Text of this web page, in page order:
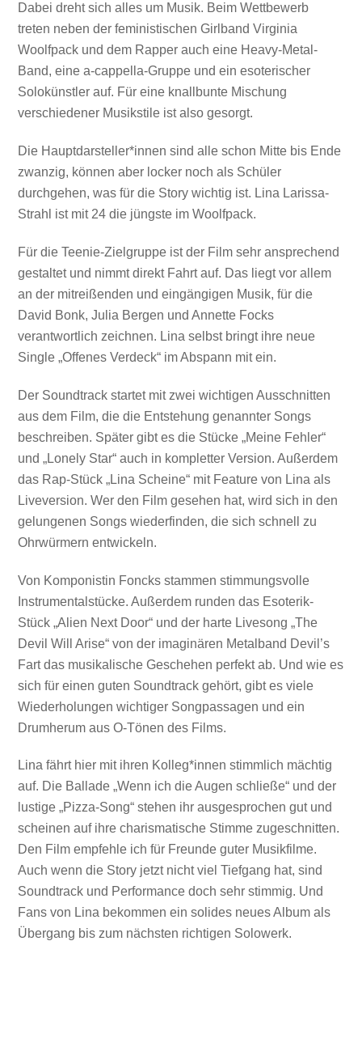
Dabei dreht sich alles um Musik. Beim Wettbewerb
treten neben der feministischen Girlband Virginia
Woolfpack und dem Rapper auch eine Heavy-Metal-
Band, eine a-cappella-Gruppe und ein esoterischer
Solokünstler auf. Für eine knallbunte Mischung
verschiedener Musikstile ist also gesorgt.
Die Hauptdarsteller*innen sind alle schon Mitte bis Ende
zwanzig, können aber locker noch als Schüler
durchgehen, was für die Story wichtig ist. Lina Larissa-
Strahl ist mit 24 die jüngste im Woolfpack.
Für die Teenie-Zielgruppe ist der Film sehr ansprechend
gestaltet und nimmt direkt Fahrt auf. Das liegt vor allem
an der mitreißenden und eingängigen Musik, für die
David Bonk, Julia Bergen und Annette Focks
verantwortlich zeichnen. Lina selbst bringt ihre neue
Single „Offenes Verdeck“ im Abspann mit ein.
Der Soundtrack startet mit zwei wichtigen Ausschnitten
aus dem Film, die die Entstehung genannter Songs
beschreiben. Später gibt es die Stücke „Meine Fehler“
und „Lonely Star“ auch in kompletter Version. Außerdem
das Rap-Stück „Lina Scheine“ mit Feature von Lina als
Liveversion. Wer den Film gesehen hat, wird sich in den
gelungenen Songs wiederfinden, die sich schnell zu
Ohrwürmern entwickeln.
Von Komponistin Foncks stammen stimmungsvolle
Instrumentalstücke. Außerdem runden das Esoterik-
Stück „Alien Next Door“ und der harte Livesong „The
Devil Will Arise“ von der imaginären Metalband Devil’s
Fart das musikalische Geschehen perfekt ab. Und wie es
sich für einen guten Soundtrack gehört, gibt es viele
Wiederholungen wichtiger Songpassagen und ein
Drumherum aus O-Tönen des Films.
Lina fährt hier mit ihren Kolleg*innen stimmlich mächtig
auf. Die Ballade „Wenn ich die Augen schließe“ und der
lustige „Pizza-Song“ stehen ihr ausgesprochen gut und
scheinen auf ihre charismatische Stimme zugeschnitten.
Den Film empfehle ich für Freunde guter Musikfilme.
Auch wenn die Story jetzt nicht viel Tiefgang hat, sind
Soundtrack und Performance doch sehr stimmig. Und
Fans von Lina bekommen ein solides neues Album als
Übergang bis zum nächsten richtigen Solowerk.